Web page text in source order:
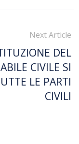
Next Article
DEL
CIVILE SI
LE PARTI
CIVILI